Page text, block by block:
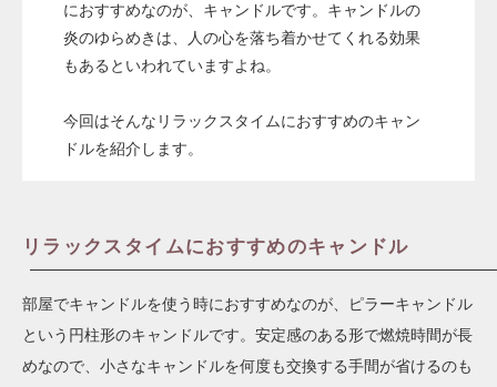
におすすめなのが、キャンドルです。キャンドルの
炎のゆらめきは、人の心を落ち着かせてくれる効果
もあるといわれていますよね。
今回はそんなリラックスタイムにおすすめのキャン
ドルを紹介します。
リラックスタイムにおすすめのキャンドル
部屋でキャンドルを使う時におすすめなのが、ピラーキャンドル
という円柱形のキャンドルです。安定感のある形で燃焼時間が長
めなので、小さなキャンドルを何度も交換する手間が省けるのも